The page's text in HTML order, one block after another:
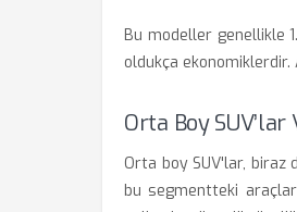
Bu modeller genellikle
oldukça ekonomiklerdir.
Orta Boy
Orta boy SUV'lar, biraz
bu segmentteki